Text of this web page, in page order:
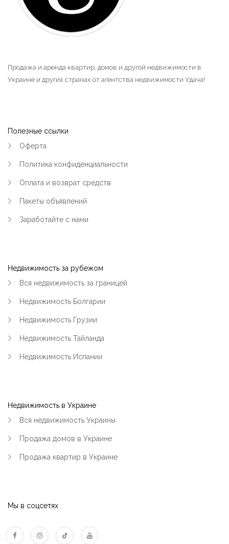
Продажа и аренда квартир, домов и другой недвижимости в
Украине и других странах от агентства недвижимости Удача!
Полезные ссылки
Оферта
Политика конфиденциальности
Оплата и возврат средств
Пакеты объявлений
Заработайте с нами
Недвижимость за рубежом
Вся недвижимость за границей
Недвижимость Болгарии
Недвижимость Грузии
Недвижимость Тайланда
Недвижимость Испании
Недвижимость в Украине
Вся недвижимость Украины
Продажа домов в Украине
Продажа квартир в Украине
Мы в соцсетях